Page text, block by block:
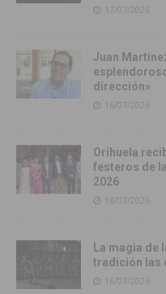
17/07/2026
Juan
dirección»
16/07/2026
Orihuela
festeros de
2026
16/07/2026
La magia de
tradición las
16/07/2026